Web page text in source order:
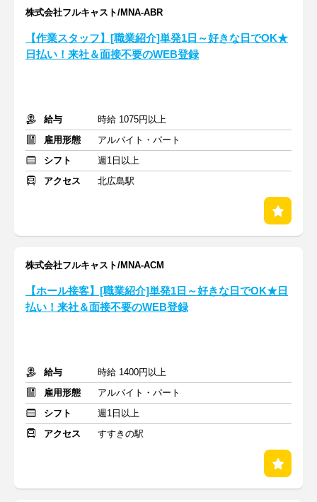
株式会社フルキャスト/MNA-ABR
【作業スタッフ】[職業紹介]単発1日～好きな日でOK★
日払い！来社＆面接不要のWEB登録
給与
時給 1075円以上
雇用形態
アルバイト・パート
シフト
週1日以上
アクセス
北広島駅
株式会社フルキャスト/MNA-ACM
【ホール接客】[職業紹介]単発1日～好きな日でOK★日
払い！来社＆面接不要のWEB登録
給与
時給 1400円以上
雇用形態
アルバイト・パート
シフト
週1日以上
アクセス
すすきの駅